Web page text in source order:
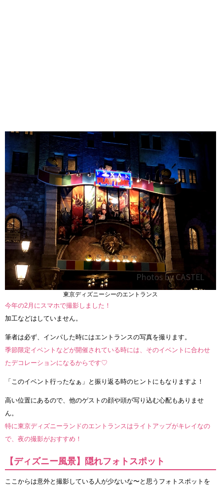
東京ディズニーシーのエントランス
今年の2月にスマホで撮影しました！
加工などはしていません。
筆者は必ず、インパした時にはエントランスの写真を撮ります。
季節限定イベントなどが開催されている時には、そのイベントに合わせ
たデコレーションになるからです♡
「このイベント行ったなぁ」と振り返る時のヒントにもなりますよ！
高い位置にあるので、他のゲストの顔や頭が写り込む心配もありませ
ん。
特に東京ディズニーランドのエントランスはライトアップがキレイなの
で、夜の撮影がおすすめ！
【ディズニー風景】隠れフォトスポット
ここからは意外と撮影している人が少ないな〜と思うフォトスポットを